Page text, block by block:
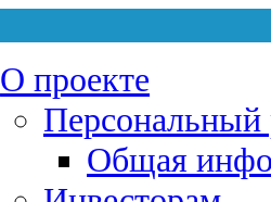
О проекте
Персональный
Общая